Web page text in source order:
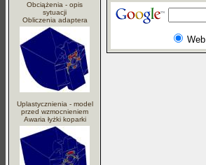
Obciążenia - opis
sytuacji
Obliczenia adaptera
Uplastycznienia - model
przed wzmocnieniem
Awaria łyżki koparki
Web